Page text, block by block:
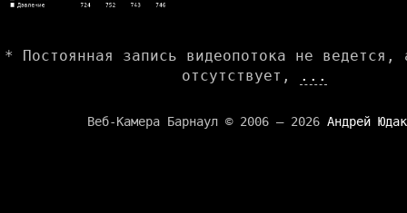
* Постоянная запись видеопотока не ведется,
отсутствует,
...
Веб-Камера Барнаул © 2006 — 2026 Андрей